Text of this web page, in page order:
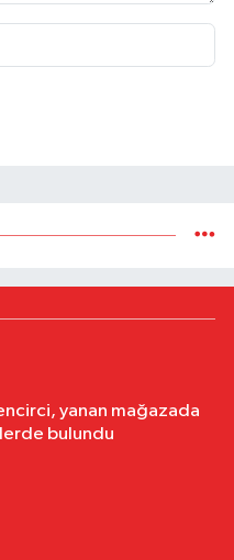
yanan mağazada
bulundu